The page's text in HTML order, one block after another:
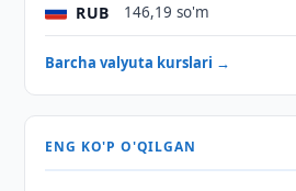
RUB 146,19 so'm
Barcha valyuta kurslari →
ENG KO'P O'QILGAN